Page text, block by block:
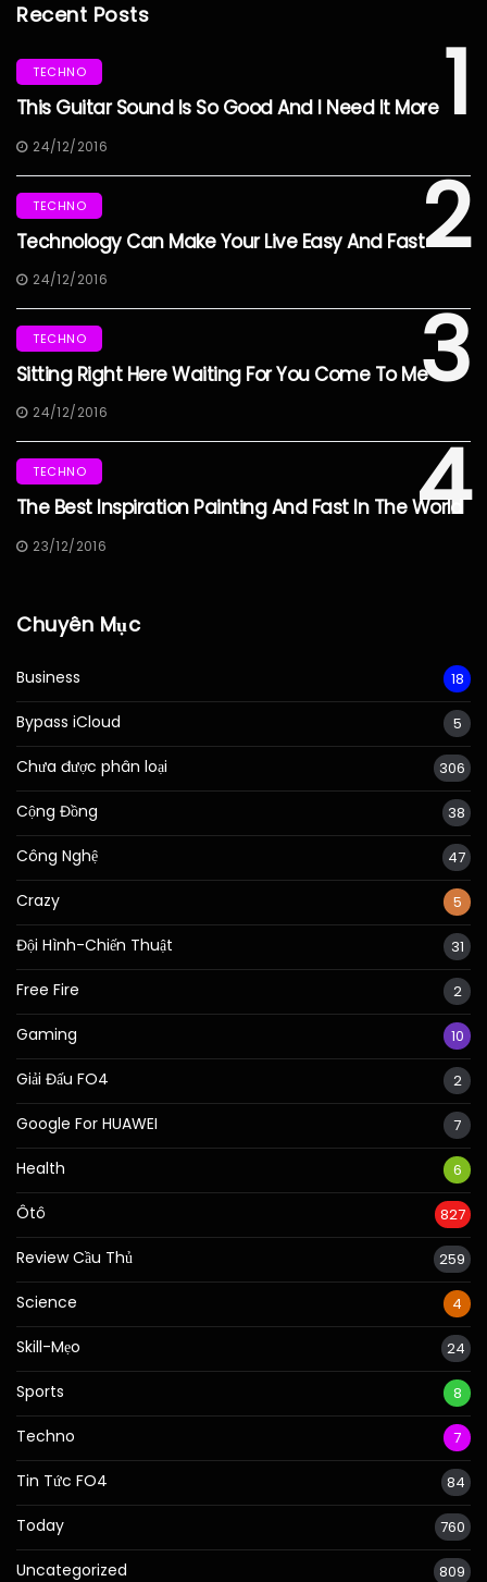
Recent Posts
1
TECHNO
This Guitar Sound Is So Good And I Need It More
24/12/2016
2
TECHNO
Technology Can Make Your Live Easy And Fast
24/12/2016
3
TECHNO
Sitting Right Here Waiting For You Come To Me
24/12/2016
4
TECHNO
The Best Inspiration Painting And Fast In The World
23/12/2016
Chuyên Mục
Business 18
Bypass iCloud 5
Chưa được phân loại 306
Cộng Đồng 38
Công Nghệ 47
Crazy 5
Đội Hình-Chiến Thuật 31
Free Fire 2
Gaming 10
Giải Đấu FO4 2
Google For HUAWEI 7
Health 6
Ôtô 827
Review Cầu Thủ 259
Science 4
Skill-Mẹo 24
Sports 8
Techno 7
Tin Tức FO4 84
Today 760
Uncategorized 809